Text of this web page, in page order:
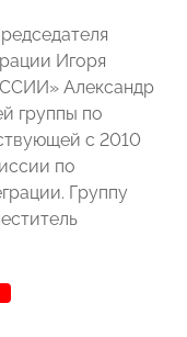
Игоря
Александр
группы по
с 2010
по
Группу